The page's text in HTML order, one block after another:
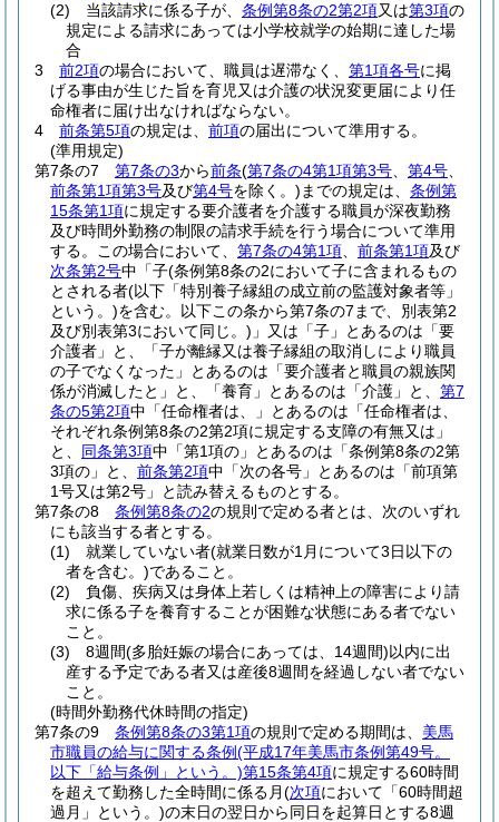
(2)
当該請求に係る子が、 条例第8条の2第2項又は第3項の
規定による請求にあっては小学校就学の始期に達した場
合
3
前2項の場合において、職員は遅滞なく、 第1項各号に掲
げる事由が生じた旨を育児又は介護の状況変更届により任
命権者に届け出なければならない。
4
前条第5項の規定は、 前項の届出について準用する。
(準用規定)
第7条の7
第7条の3から前条(第7条の4第1項第3号 第4号
前条第1項第3号及び第4号を除く。) までの規定は、 条例第
15条第1項に規定する要介護者を介護する職員が深夜勤務
及び時間外勤務の制限の請求手続を行う場合について準用
する。
この場合において、 第7条の4第1項 前条第1項及び
次条第2号中「子(条例第8条の2において子に含まれるもの
とされる者(以下「特別養子縁組の成立前の監護対象者等」
という。)を含む。以下この条から第7条の7まで、別表第2
及び別表第3において同じ。) 」又は「子」とあるのは「要
介護者」と、「子が離縁又は養子縁組の取消しにより職員
の子でなくなった」とあるのは「要介護者と職員の親族関
係が消滅したと」と、「養育」とあるのは「介護」と、 第7
条の5第2項中「任命権者は、」とあるのは「任命権者は、
それぞれ条例第8条の2第2項に規定する支障の有無又は」
と、 同条第3項中「第1項の」とあるのは「条例第8条の2第
3項の」と、 前条第2項中「次の各号」とあるのは「前項第
1号又は第2号」と読み替えるものとする。
第7条の8
条例第8条の2の規則で定める者とは、次のいずれ
にも該当する者とする。
(1)
就業していない者(就業日数が1月について3日以下の
者を含む。)であること。
(2)
負傷、疾病又は身体上若しくは精神上の障害により請
求に係る子を養育することが困難な状態にある者でない
こと。
(3)
8週間(多胎妊娠の場合にあっては、14週間)以内に出
産する予定である者又は産後8週間を経過しない者でない
こと。
(時間外勤務代休時間の指定)
第7条の9
条例第8条の3第1項の規則で定める期間は、 美馬
市職員の給与に関する条例(平成17年美馬市条例第49号。
以下「給与条例」という。)第15条第4項に規定する60時間
を超えて勤務した全時間に係る月(次項において「60時間超
過月」という。)の末日の翌日から同日を起算日とする8週